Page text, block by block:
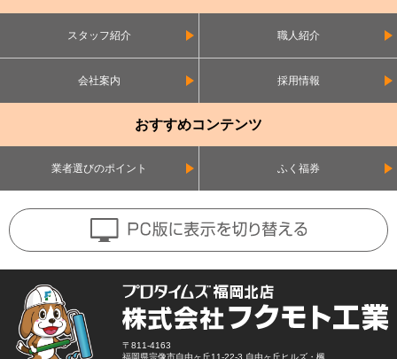
スタッフ紹介 職人紹介
会社案内 採用情報
おすすめコンテンツ
業者選びのポイント ふく福券
〒811-4163
福岡県宗像市自由ヶ丘11-22-3 自由ヶ丘ヒルズ・楓